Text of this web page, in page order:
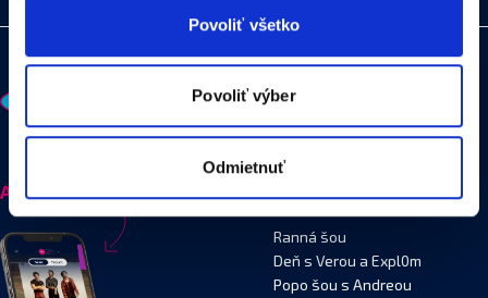
účel cielenia a personalizácie obsahu reklamy. Tento
ste nám ho udelili opätovným vyvolaním tejto cookie lišty
cez nastavenia ochrany súkromia. Odvolanie súhlasu
nemá vplyv na zákonnosť spracúvania vychádzajúceho
zo súhlasu pred jeho odvolaním.
Povoliť všetko
Povoliť výber
Odmietnuť
Aplikácia Vysielanie
Ranná šou
Deň s Verou a Expl0m
Popo šou s Andreou